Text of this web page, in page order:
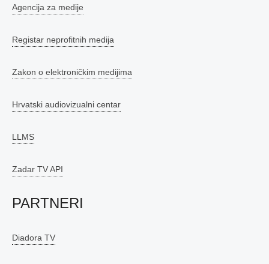
Agencija za medije
Registar neprofitnih medija
Zakon o elektroničkim medijima
Hrvatski audiovizualni centar
LLMS
Zadar TV API
PARTNERI
Diadora TV